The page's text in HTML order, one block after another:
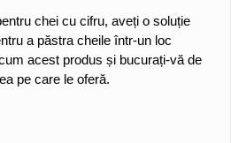
chei cu cifru, aveți o soluție
a păstra cheile într-un loc
acest produs și bucurați-vă de
pe care le oferă.